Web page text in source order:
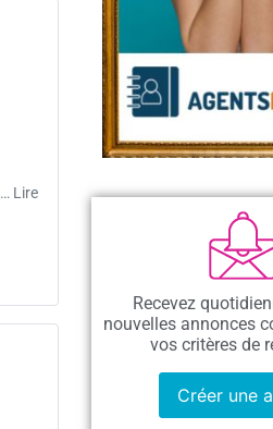
Lire
Recevez
nouvelles annonces
vos critères de
Créer une